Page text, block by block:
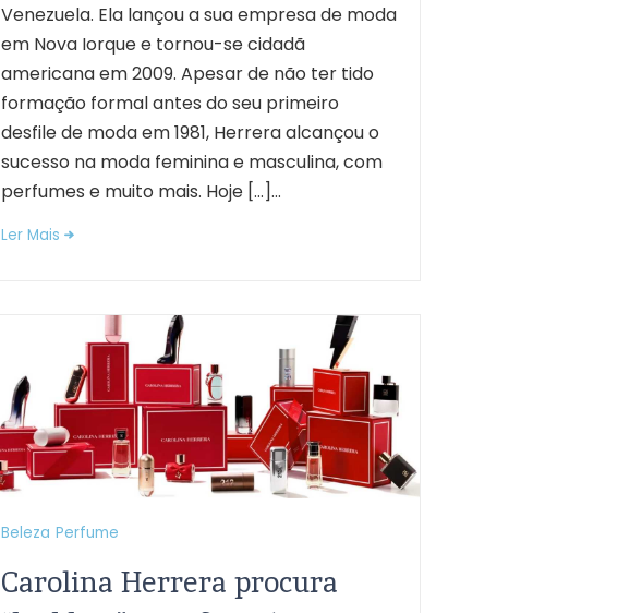
Venezuela. Ela lançou a sua empresa de moda
em Nova Iorque e tornou-se cidadã
americana em 2009. Apesar de não ter tido
formação formal antes do seu primeiro
desfile de moda em 1981, Herrera alcançou o
sucesso na moda feminina e masculina, com
perfumes e muito mais. Hoje […]...
Ler Mais
Beleza Perfume
Carolina Herrera procura